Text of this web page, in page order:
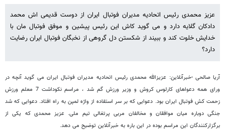
عزیز محمدی رئیس اتحادیه مدیران فوتبال ایران از دوست قدیمی اش محمد
دادکان گلایه دارد و می گوید کاش این رئیس پیشین و موفق فوتبال مان با
خدایش خلوت کند و ببیند از شکستن دل گروهی از نخبگان فوتبال ایران رضایت
دارد؟
آریا صالحی -خبرآنلاین: عزیزالله محمدی رئیس اتحادیه مدیران فوتبال ایران می گوید آنچه در
ورای همه دعواهای کارلوس کروش و وزیر ورزش گم شد ، مراسم نکوداشت 7 معلم ورزش
زحمت کش فوتبال ایران بود. دعوایی که بر سر استفاده از واژه لمپن به راه افتاد. دعوایی که شد
جنگی دوباره میان موافقان و مخالفان مربی پرتغالی تیم ملی. عزیز محمدی که یکی از
برگزارکنندگان این مراسم بوده در این باره به خبرآنلاین توضیح می دهد.